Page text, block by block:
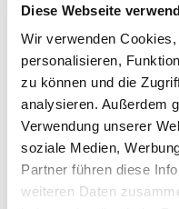
Diese Webseite
Wir verwenden
personalisieren,
zu können und die
analysieren. Außerdem
Verwendung unserer
soziale Medien,
Partner führen diese
weiteren Daten
Sozialpädagogin (m/w/
Darauf können Sie sich
Ein faires
monatlicher Verdienst
Ferienzeiten!
Kompetente
unsere pädagogischen